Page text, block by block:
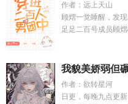
作者：远上天山
顾熠一觉睡醒，发
足足二百号成员顾
我貌美娇弱但
作者：欲转星河
日更，每晚九点更